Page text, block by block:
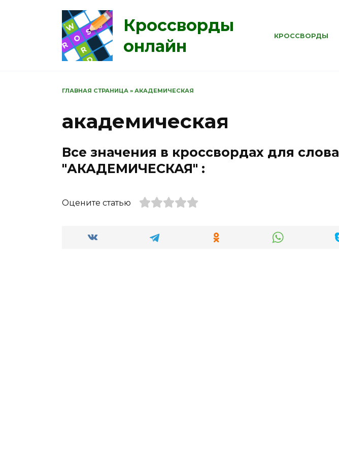
Кроссворды
онлайн
КРОССВОРДЫ
ГЛАВНАЯ СТРАНИЦА » АКАДЕМИЧЕСКАЯ
академическая
Все значения в кроссвордах для слова
"АКАДЕМИЧЕСКАЯ" :
Оцените статью